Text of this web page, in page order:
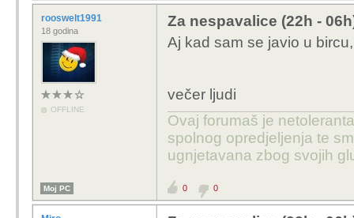
rooswelt1991
18 godina
OFFLINE
Za nespavalice (22h -
Aj kad sam se javio u
večer ljudi
Ovaj forumaš je
spolnog opredjeljenja te
ugnjetavana zbog svojih
Moj PC 0 0